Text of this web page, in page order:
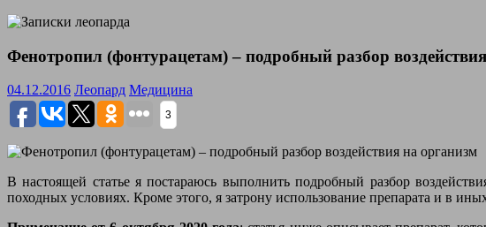
Фенотропил (фонтурацетам) – подробный разбор
04.12.2016 Леопард Медицина
3
В настоящей статье я постараюсь выполнить подробный разбор
походных условиях. Кроме этого, я затрону использование препарата и в